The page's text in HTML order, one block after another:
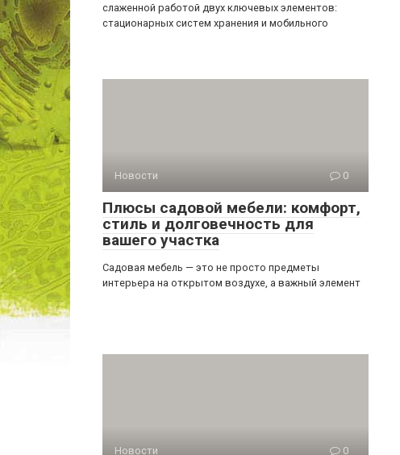
слаженной работой двух ключевых элементов:
стационарных систем хранения и мобильного
Новости 0
Плюсы садовой мебели: комфорт,
стиль и долговечность для
вашего участка
Садовая мебель — это не просто предметы
интерьера на открытом воздухе, а важный элемент
Новости 0